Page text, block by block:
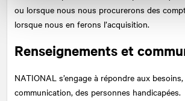
ou lorsque nous nous procurerons des
lorsque nous en ferons l’acquisition.
Renseignements et
NATIONAL s’engage à répondre aux
communication, des personnes handicapées.